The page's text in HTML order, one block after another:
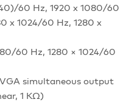
60 Hz, 1920 x 1080/60
x 1024/60 Hz, 1280 x
60 Hz, 1280 × 1024/60
simultaneous output
1 KΩ)